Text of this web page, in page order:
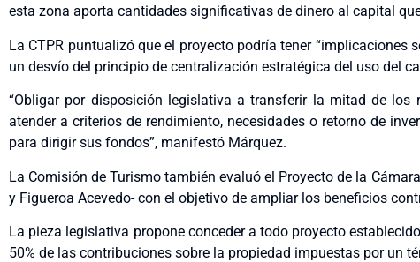
esta zona aporta cantidades significativas de dinero al capital
La CTPR puntualizó que el proyecto podría tener “implicaciones
un desvío del principio de centralización estratégica del uso del
“Obligar por disposición legislativa a transferir la mitad de los
atender a criterios de rendimiento, necesidades o retorno de
para dirigir sus fondos”, manifestó Márquez.
La Comisión de Turismo también evaluó el Proyecto de la
y Figueroa Acevedo- con el objetivo de ampliar los beneficios
La pieza legislativa propone conceder a todo proyecto
50% de las contribuciones sobre la propiedad impuestas por un